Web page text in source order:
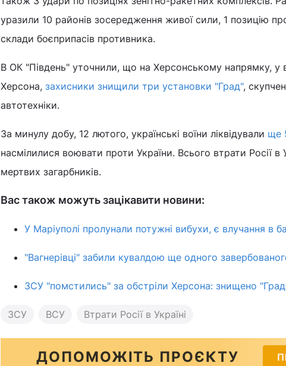
уразили 10 районів зосередження живої сили, 1 позицію
склади боєприпасів противника.
В ОК "Південь" уточнили, що на Херсонському напрямку, у
Херсона, захисники знищили три установки "Град",
автотехніки.
За минулу добу, 12 лютого, українські воїни ліквідували ще
насмілилися воювати проти України. Всього втрати Росії в
мертвих загарбників.
Вас також можуть зацікавити новини:
У Маріуполі пролунали потужні вибухи, є влучання в
"Вагнерівці" забили кувалдою ще одного
ЗСУ "помстились" за обстріли Херсона: знищено
ЗСУ ВСУ Втрати Росії в Україні
ДОПОМОЖІТЬ ПРОЄКТУ